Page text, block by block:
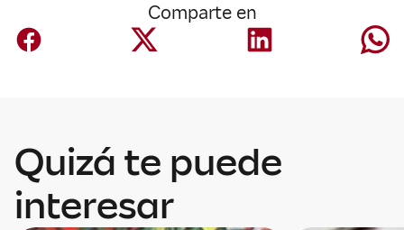
Comparte en
Quizá te puede
interesar